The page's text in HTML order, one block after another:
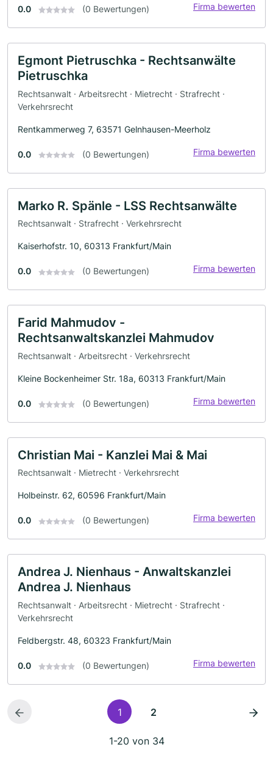
0.0 (0 Bewertungen) Firma bewerten
Egmont Pietruschka - Rechtsanwälte
Pietruschka
Rechtsanwalt · Arbeitsrecht · Mietrecht · Strafrecht ·
Verkehrsrecht
Rentkammerweg 7, 63571 Gelnhausen-Meerholz
0.0 (0 Bewertungen) Firma bewerten
Marko R. Spänle - LSS Rechtsanwälte
Rechtsanwalt · Strafrecht · Verkehrsrecht
Kaiserhofstr. 10, 60313 Frankfurt/Main
0.0 (0 Bewertungen) Firma bewerten
Farid Mahmudov -
Rechtsanwaltskanzlei Mahmudov
Rechtsanwalt · Arbeitsrecht · Verkehrsrecht
Kleine Bockenheimer Str. 18a, 60313 Frankfurt/Main
0.0 (0 Bewertungen) Firma bewerten
Christian Mai - Kanzlei Mai & Mai
Rechtsanwalt · Mietrecht · Verkehrsrecht
Holbeinstr. 62, 60596 Frankfurt/Main
0.0 (0 Bewertungen) Firma bewerten
Andrea J. Nienhaus - Anwaltskanzlei
Andrea J. Nienhaus
Rechtsanwalt · Arbeitsrecht · Mietrecht · Strafrecht ·
Verkehrsrecht
Feldbergstr. 48, 60323 Frankfurt/Main
0.0 (0 Bewertungen) Firma bewerten
1 2
1-20 von 34